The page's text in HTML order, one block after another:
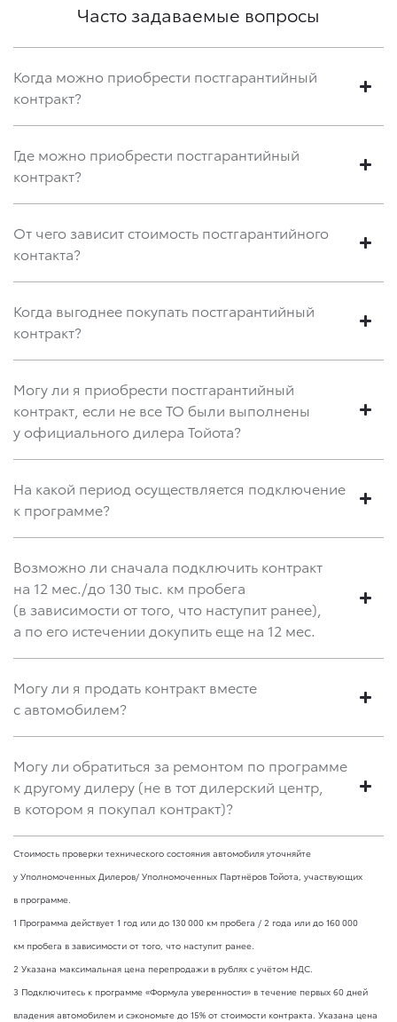
Часто задаваемые вопросы
Когда можно приобрести постгарантийный
контракт?
Где можно приобрести постгарантийный
контракт?
От чего зависит стоимость постгарантийного
контакта?
Когда выгоднее покупать постгарантийный
контракт?
Могу ли я приобрести постгарантийный
контракт, если не все ТО были выполнены
у официального дилера Тойота?
На какой период осуществляется подключение
к программе?
Возможно ли сначала подключить контракт
на 12 мес./до 130 тыс. км пробега
(в зависимости от того, что наступит ранее),
а по его истечении докупить еще на 12 мес.
Могу ли я продать контракт вместе
с автомобилем?
Могу ли обратиться за ремонтом по программе
к другому дилеру (не в тот дилерский центр,
в котором я покупал контракт)?
Стоимость проверки технического состояния автомобиля уточняйте
у Уполномоченных Дилеров/ Уполномоченных Партнёров Тойота, участвующих
в программе.
1 Программа действует 1 год или до 130 000 км пробега / 2 года или до 160 000
км пробега в зависимости от того, что наступит ранее.
2 Указана максимальная цена перепродажи в рублях с учётом НДС.
3 Подключитесь к программе «Формула уверенности» в течение первых 60 дней
владения автомобилем и сэкономьте до 15% от стоимости контракта. Указана цена